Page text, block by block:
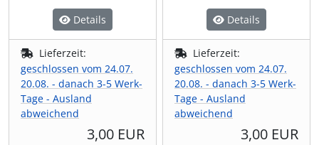
Details
Lieferzeit:
geschlossen vom 24.07.
20.08. - danach 3-5 Werk-
Tage - Ausland
abweichend
3,00 EUR
Details
Lieferzeit:
geschlossen vom 24.07.
20.08. - danach 3-5 Werk-
Tage - Ausland
abweichend
3,00 EUR